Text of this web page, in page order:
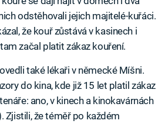
odstěhovali jejich majitelé-kuřáci.
že kouř zůstává v kasinech i
začal platit zákaz kouření.
také lékaři v německé Míšni.
do kina, kde již 15 let platil zákaz
ano, v kinech a kinokavárnách
Zjistili, že téměř po každém